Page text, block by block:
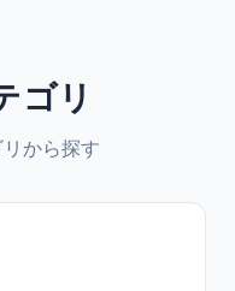
ゴリ
から探す